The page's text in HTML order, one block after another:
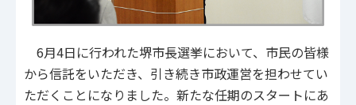
6月4日に行われた堺市長選挙において、市民の皆様
から信託をいただき、引き続き市政運営を担わせてい
ただくことになりました。新たな任期のスタートにあ